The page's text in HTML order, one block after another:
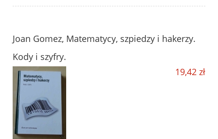
Joan Gomez, Matematycy, szpiedzy i hakerzy.
Kody i szyfry.
19,42 zł